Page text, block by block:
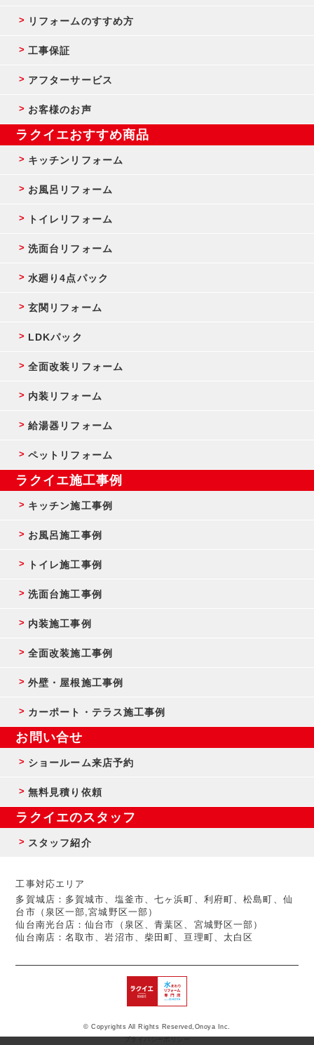
© Copyrights All Rights Reserved,Onoya Inc.
リフォームのすすめ方
工事保証
アフターサービス
お客様のお声
ラクイエおすすめ商品
キッチンリフォーム
お風呂リフォーム
トイレリフォーム
洗面台リフォーム
水廻り4点パック
玄関リフォーム
LDKパック
全面改装リフォーム
内装リフォーム
給湯器リフォーム
ペットリフォーム
ラクイエ施工事例
キッチン施工事例
お風呂施工事例
トイレ施工事例
洗面台施工事例
内装施工事例
全面改装施工事例
外壁・屋根施工事例
カーポート・テラス施工事例
お問い合せ
ショールーム来店予約
無料見積り依頼
ラクイエのスタッフ
スタッフ紹介
工事対応エリア
多賀城店：多賀城市、塩釜市、七ヶ浜町、利府町、松島町、仙
台市（泉区一部,宮城野区一部）
仙台南光台店：仙台市（泉区、青葉区、宮城野区一部）
仙台南店：名取市、岩沼市、柴田町、亘理町、太白区